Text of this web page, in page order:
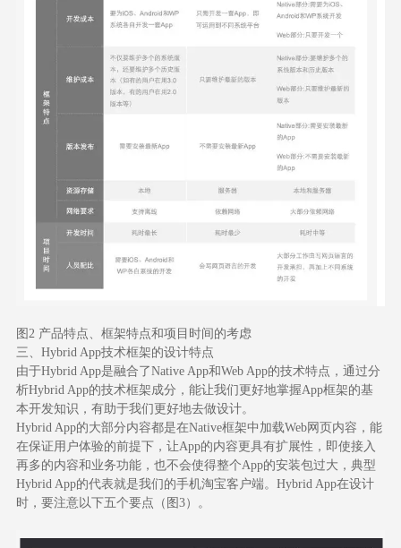
图2 产品特点、框架特点和项目时间的考虑
三、Hybrid App技术框架的设计特点
由于Hybrid App是融合了Native App和Web App的技术特点，通过分
析Hybrid App的技术框架成分，能让我们更好地掌握App框架的基
本开发知识，有助于我们更好地去做设计。
Hybrid App的大部分内容都是在Native框架中加载Web网页内容，能
在保证用户体验的前提下，让App的内容更具有扩展性，即使接入
再多的内容和业务功能，也不会使得整个App的安装包过大，典型
Hybrid App的代表就是我们的手机淘宝客户端。Hybrid App在设计
时，要注意以下五个要点（图3）。